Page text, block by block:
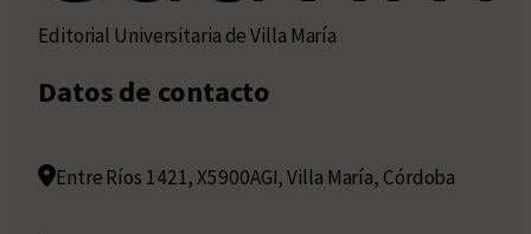
Editorial Universitaria de Villa María
Datos de contacto
Entre Ríos 1421, X5900AGI, Villa María, Córdoba